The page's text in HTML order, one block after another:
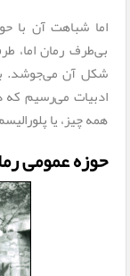
اما شباهت آن با
بی‌طرف رمان اما،
شکل آن می‌جوشد.
ادبیات می‌رسیم
همه‌ چیز، یا
حوزه عمومی